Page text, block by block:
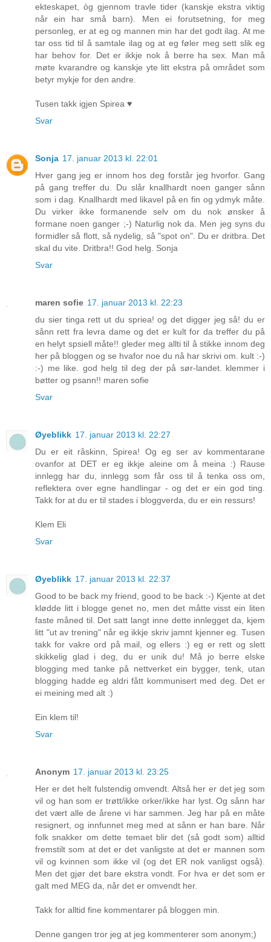
ekteskapet, òg gjennom travle tider (kanskje ekstra viktig
når ein har små barn). Men ei forutsetning, for meg
personleg, er at eg og mannen min har det godt ilag. At me
tar oss tid til å samtale ilag og at eg føler meg sett slik eg
har behov for. Det er ikkje nok å berre ha sex. Man må
møte kvarandre og kanskje yte litt ekstra på området som
betyr mykje for den andre.
Tusen takk igjen Spirea ♥
Svar
Sonja 17. januar 2013 kl. 22:01
Hver gang jeg er innom hos deg forstår jeg hvorfor. Gang
på gang treffer du. Du slår knallhardt noen ganger sånn
som i dag. Knallhardt med likavel på en fin og ydmyk måte.
Du virker ikke formanende selv om du nok ønsker å
formane noen ganger ;-) Naturlig nok da. Men jeg syns du
formidler så flott, så nydelig, så "spot on". Du er dritbra. Det
skal du vite. Dritbra!! God helg. Sonja
Svar
maren sofie 17. januar 2013 kl. 22:23
du sier tinga rett ut du spriea! og det digger jeg så! du er
sånn rett fra levra dame og det er kult for da treffer du på
en helyt spsiell måte!! gleder meg allti til å stikke innom deg
her på bloggen og se hvafor noe du nå har skrivi om. kult :-)
:-) me like. god helg til deg der på sør-landet. klemmer i
bøtter og psann!! maren sofie
Svar
Øyeblikk 17. januar 2013 kl. 22:27
Du er eit råskinn, Spirea! Og eg ser av kommentarane
ovanfor at DET er eg ikkje aleine om å meina :) Rause
innlegg har du, innlegg som får oss til å tenka oss om,
reflektera over egne handlingar - og det er ein god ting.
Takk for at du er til stades i bloggverda, du er ein ressurs!
Klem Eli
Svar
Øyeblikk 17. januar 2013 kl. 22:37
Good to be back my friend, good to be back :-) Kjente at det
klødde litt i blogge genet no, men det måtte visst ein liten
faste måned til. Det satt langt inne dette innlegget da, kjem
litt "ut av trening" når eg ikkje skriv jamnt kjenner eg. Tusen
takk for vakre ord på mail, og ellers :) eg er rett og slett
skikkelig glad i deg, du er unik du! Må jo berre elske
blogging med tanke på nettverket ein bygger, tenk, utan
blogging hadde eg aldri fått kommunisert med deg. Det er
ei meining med alt :)
Ein klem til!
Svar
Anonym 17. januar 2013 kl. 23:25
Her er det helt fulstendig omvendt. Altså her er det jeg som
vil og han som er trøtt/ikke orker/ikke har lyst. Og sånn har
det vært alle de årene vi har sammen. Jeg har på en måte
resignert, og innfunnet meg med at sånn er han bare. Når
folk snakker om dette temaet blir det (så godt som) alltid
fremstilt som at det er det vanligste at det er mannen som
vil og kvinnen som ikke vil (og det ER nok vanligst også).
Men det gjør det bare ekstra vondt. For hva er det som er
galt med MEG da, når det er omvendt her.
Takk for alltid fine kommentarer på bloggen min.
Denne gangen tror jeg at jeg kommenterer som anonym;)